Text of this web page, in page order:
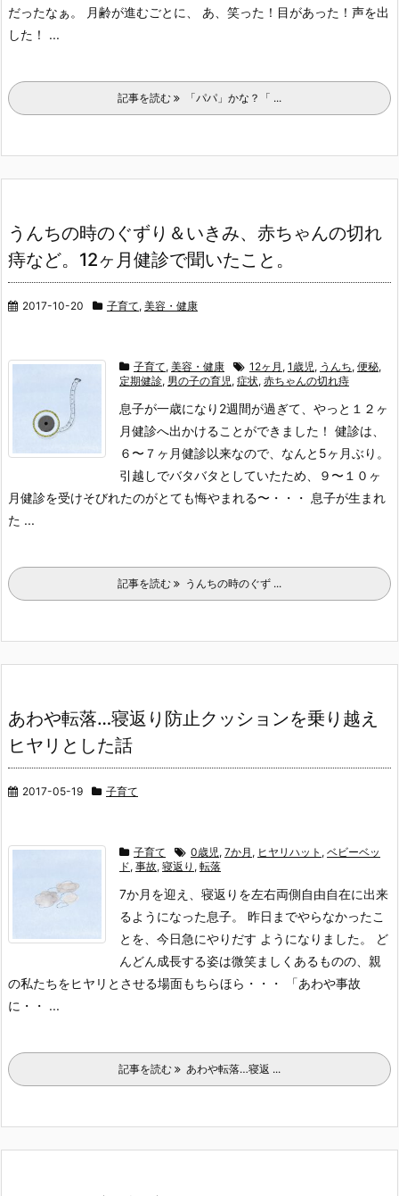
だったなぁ。 月齢が進むごとに、 あ、笑った！目があった！声を出
した！ ...
記事を読む 「パパ」かな？「 ...
うんちの時のぐずり＆いきみ、赤ちゃんの切れ
痔など。12ヶ月健診で聞いたこと。
2017-10-20 子育て, 美容・健康
子育て, 美容・健康 12ヶ月 , 1歳児, うんち, 便秘,
定期健診, 男の子の育児, 症状, 赤ちゃんの切れ痔
息子が一歳になり2週間が過ぎて、やっと１２ヶ
月健診へ出かけることができました！ 健診は、
６〜７ヶ月健診以来なので、なんと5ヶ月ぶり。
引越しでバタバタとしていたため、９〜１０ヶ
月健診を受けそびれたのがとても悔やまれる〜・・・ 息子が生まれ
た ...
記事を読む うんちの時のぐず ...
あわや転落…寝返り防止クッションを乗り越え
ヒヤリとした話
2017-05-19 子育て
子育て 0歳児, 7か月 , ヒヤリハット , ベビーベッ
ド, 事故, 寝返り , 転落
7か月を迎え、寝返りを左右両側自由自在に出来
るようになった息子。 昨日までやらなかったこ
とを、今日急にやりだす ようになりました。 ど
んどん成長する姿は微笑ましくあるものの、親
の私たちをヒヤリとさせる場面もちらほら・・・ 「あわや事故
に・・ ...
記事を読む あわや転落…寝返 ...